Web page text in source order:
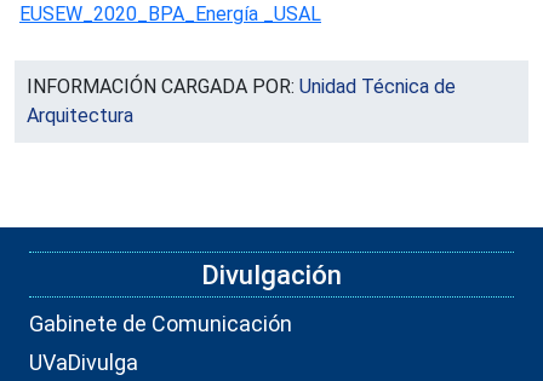
EUSEW_2020_BPA_Energía _USAL
INFORMACIÓN CARGADA POR: Unidad Técnica de
Arquitectura
Divulgación
Gabinete de Comunicación
UVaDivulga